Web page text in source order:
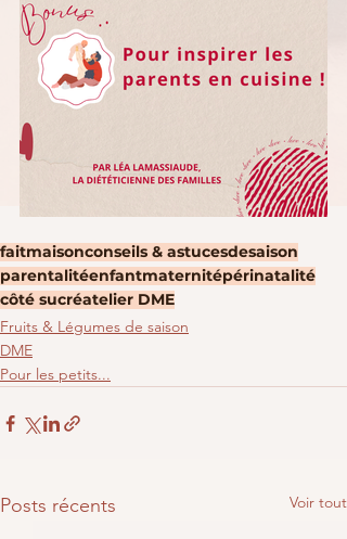
faitmaisonconseils & astucesdesaison
parentalitéenfantmaternitépérinatalité
côté sucréatelier DME
Fruits & Légumes de saison
DME
Pour les petits...
Posts récents Voir tout